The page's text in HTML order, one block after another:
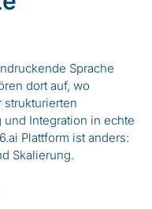
Sprache
dort auf, wo
Integration in echte
Plattform ist anders:
Skalierung.